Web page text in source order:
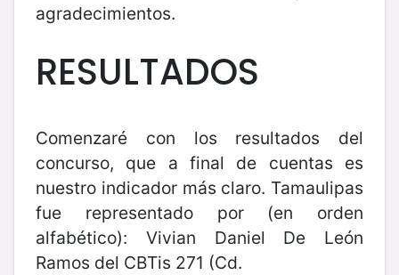
agradecimientos.
RESULTADOS
Comenzaré con los resultados del
concurso, que a final de cuentas es
nuestro indicador más claro. Tamaulipas
fue representado por (en orden
alfabético): Vivian Daniel De León
Ramos del CBTis 271 (Cd.